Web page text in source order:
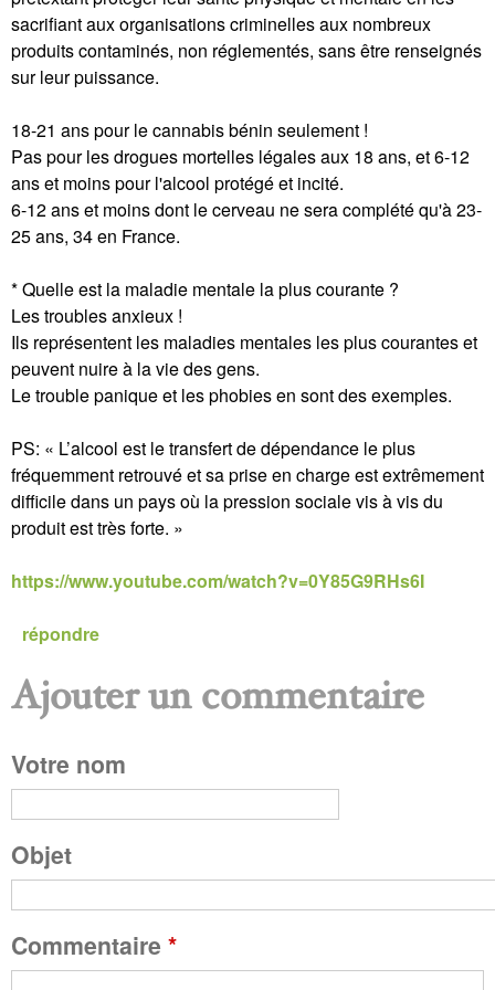
sacrifiant aux organisations criminelles aux nombreux
produits contaminés, non réglementés, sans être renseignés
sur leur puissance.
18-21 ans pour le cannabis bénin seulement !
Pas pour les drogues mortelles légales aux 18 ans, et 6-12
ans et moins pour l'alcool protégé et incité.
6-12 ans et moins dont le cerveau ne sera complété qu'à 23-
25 ans, 34 en France.
* Quelle est la maladie mentale la plus courante ?
Les troubles anxieux !
Ils représentent les maladies mentales les plus courantes et
peuvent nuire à la vie des gens.
Le trouble panique et les phobies en sont des exemples.
PS: « L’alcool est le transfert de dépendance le plus
fréquemment retrouvé et sa prise en charge est extrêmement
difficile dans un pays où la pression sociale vis à vis du
produit est très forte. »
https://www.youtube.com/watch?v=0Y85G9RHs6I
répondre
P
a
g
e
s
Ajouter un commentaire
Votre nom
Objet
Commentaire *